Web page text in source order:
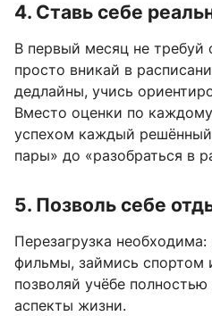
4. Ставь себе
В первый месяц не требуй
просто вникай в
дедлайны, учись
Вместо оценки по
успехом каждый решённый
пары» до «разобраться в
5. Позволь себе
Перезагрузка
фильмы, займись спортом
позволяй учёбе
аспекты жизни.